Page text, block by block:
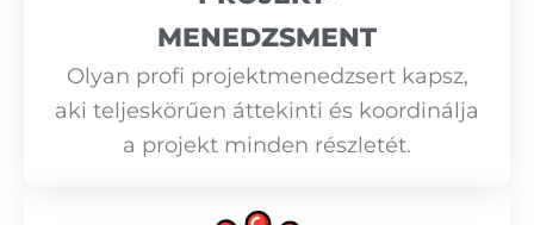
MENEDZSMENT
Olyan profi projektmenedzsert kapsz,
aki teljeskörűen áttekinti és koordinálja
a projekt minden részletét.